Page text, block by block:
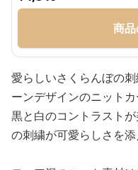
商
愛らしいさくらんぼの
ーンデザインのニットカ
黒と白のコントラスト
の刺繍が可愛らしさを添